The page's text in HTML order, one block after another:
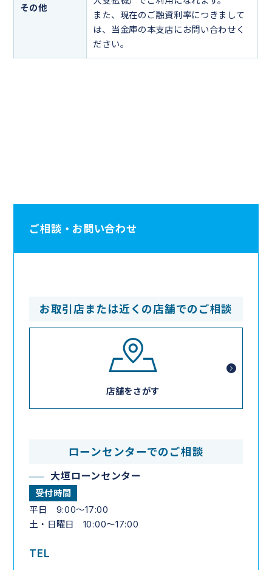
その他
また、現在のご融資利率につきまして
は、当金庫の本支店にお問い合わせく
ださい。
ご相談・お問い合わせ
お取引店または近くの店舗でのご相談
店舗をさがす
ローンセンターでのご相談
大垣ローンセンター
受付時間
平日 9:00～17:00
土・日曜日 10:00～17:00
TEL